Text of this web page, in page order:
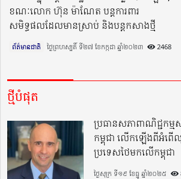
ខណៈលោក ហ៊ុន ម៉ាណែត បន្តការពារ
សមិទ្ធផលដែលមានស្រាប់ និងបន្ដកសាងថ្មី
ព័ត៌មានជាតិ ថ្ងៃព្រហស្បតិ៍ ទី២៧ ខែកក្កដា ឆ្នាំ២០២៣​ 2468
ថ្មីបំផុត
ប្រធានសភាពាណិជ្ជកម្ម
កម្ពុជា លើកឡើងពីអំពើ
ប្រទេសថៃមកលើកម្ពុជា
ថ្ងៃសុក្រ ទី១៩ ខែធ្នូ ឆ្នាំ២០២៥